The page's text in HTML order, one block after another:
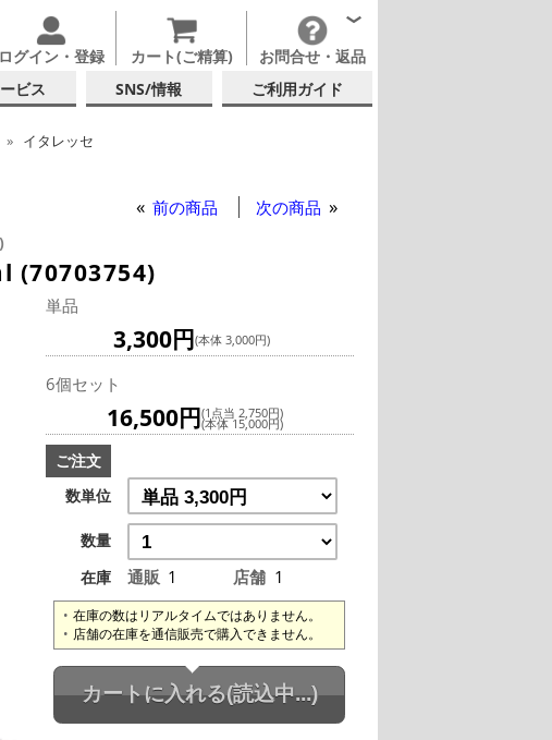
ログイン・登録 カート(ご精算) お問合せ・返品
ビス SNS/情報 ご利用ガイド
イタレッセ
前の商品 次の商品
(70703754)
単品
3,300円(本体 3,000円)
6個セット
16,500円(1点当 2,750円)
(本体 15,000円)
ご注文
数単位
数量
在庫
通販 1 店舗 1
在庫の数はリアルタイムではありません。
店舗の在庫を通信販売で購入できません。
カートに入れる(読込中...)